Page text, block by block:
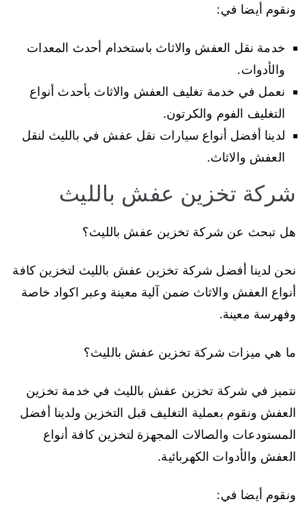
ونقوم أيضا في:
خدمة نقل العفش والاثاث باستخدام أحدث المعدات
والأدوات.
نعمل في خدمة تغليف العفش والاثاث بأحدث أنواع
التغليف الفوم والكرتون.
لدينا أفضل أنواع سيارات نقل عفش في بالليث لنقل
العفش والاثاث.
شركة تخزين عفش بالليث
هل تبحث عن شركة تخزين عفش بالليث؟
نحن لدينا أفضل شركة تخزين عفش بالليث لتخزين كافة
أنواع العفش والاثاث ضمن آلية معينة وعبر اكواد خاصة
وفهرسة معينة.
ما هي ميزات شركة تخزين عفش بالليث؟
نتميز في شركة تخزين عفش بالليث في خدمة تخزين
العفش ونقوم بعملية التغليف قبل التخزين ولدينا أفضل
المستودعات والصالات المجهزة لتخزين كافة أنواع
العفش والأدوات الكهربائية.
ونقوم أيضا في: